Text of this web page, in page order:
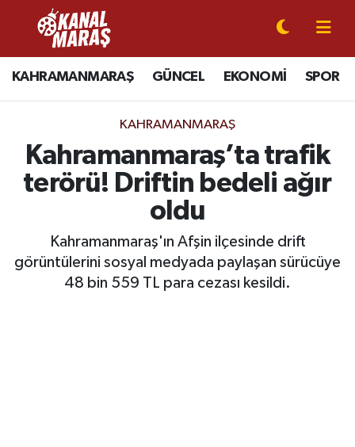
KAHRAMANMARAŞ GÜNCEL EKONOMİ SPOR
KAHRAMANMARAŞ
Kahramanmaraş’ta trafik
terörü! Driftin bedeli ağır
oldu
Kahramanmaraş'ın Afşin ilçesinde drift
görüntülerini sosyal medyada paylaşan sürücüye
48 bin 559 TL para cezası kesildi.
CANLI YAYIN
KAHRAMANMARAŞ
SPOR
EKONOMİ
Kahramanmaraş Nöbetçi Eczaneler
Kahramanmaraş Hava Durumu
Kahramanmaraş Trafik Yoğunluk Haritası
Süper Lig Puan Durumu ve Fikstür
Tüm Manşetler